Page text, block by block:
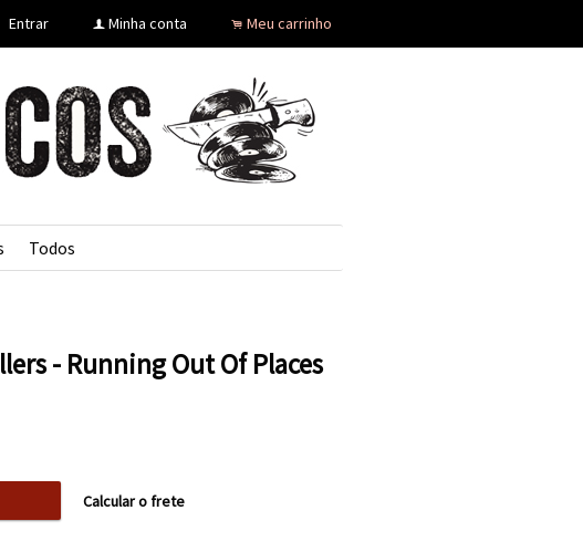
Entrar f Minha conta . Meu carrinho
Todos
- Running Out Of Places
Calcular o frete